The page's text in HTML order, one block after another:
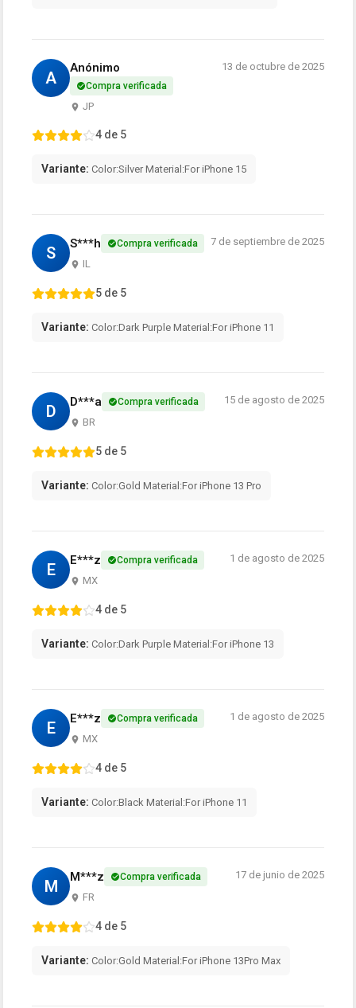
A
Anónimo
Compra verificada
JP
13 de octubre de 2025
4 de 5
Variante: Color:Silver Material:For iPhone 15
S S***h Compra verificada
IL
7 de septiembre de 2025
5 de 5
Variante: Color:Dark Purple Material:For iPhone 11
D D***a Compra verificada
BR
15 de agosto de 2025
5 de 5
Variante: Color:Gold Material:For iPhone 13 Pro
E E***z Compra verificada
MX
1 de agosto de 2025
4 de 5
Variante: Color:Dark Purple Material:For iPhone 13
E E***z Compra verificada
MX
1 de agosto de 2025
4 de 5
Variante: Color:Black Material:For iPhone 11
M M***z Compra verificada
FR
17 de junio de 2025
4 de 5
Variante: Color:Gold Material:For iPhone 13Pro Max